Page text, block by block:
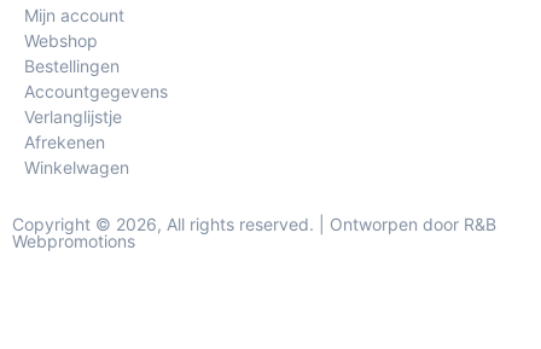
Mijn account
Webshop
Bestellingen
Accountgegevens
Verlanglijstje
Afrekenen
Winkelwagen
Copyright © 2026, All rights reserved. | Ontworpen door R&B
Webpromotions